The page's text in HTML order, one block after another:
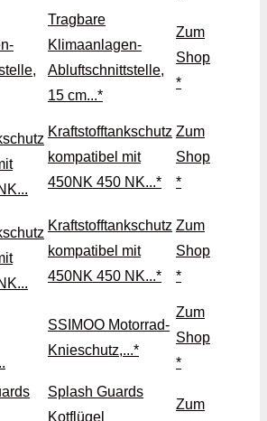
Tragbare
Klimaanlagen-
Abluftschnittstelle,
15 cm...*
Zum
Shop
*
Kraftstofftankschutz
kompatibel mit
450NK 450 NK...*
Zum
Shop
*
Kraftstofftankschutz
kompatibel mit
450NK 450 NK...*
Zum
Shop
*
SSIMOO Motorrad-
Knieschutz,...*
Zum
Shop
*
Splash Guards
Kotflügel
Zum